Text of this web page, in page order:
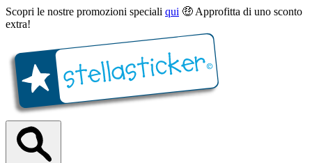
Scopri le nostre promozioni speciali qui 🤑 Approfitta di uno sconto
extra!